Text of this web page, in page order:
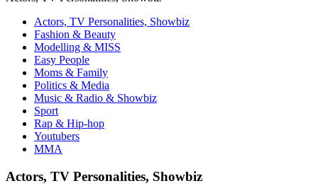
Actors, TV Personalities, Showbiz
Fashion & Beauty
Modelling & MISS
Easy People
Moms & Family
Politics & Media
Music & Radio & Showbiz
Sport
Rap & Hip-hop
Youtubers
MMA
Actors, TV Personalities, Showbiz